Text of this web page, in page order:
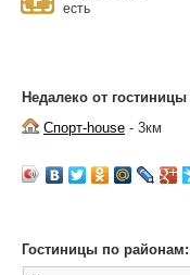
есть
Недалеко от
Спорт-house - 3км
Гостиницы по районам: